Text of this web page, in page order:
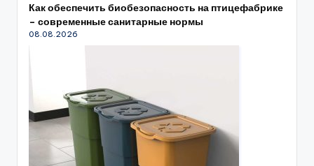
Как обеспечить биобезопасность на птицефабрике
– современные санитарные нормы
08.08.2026